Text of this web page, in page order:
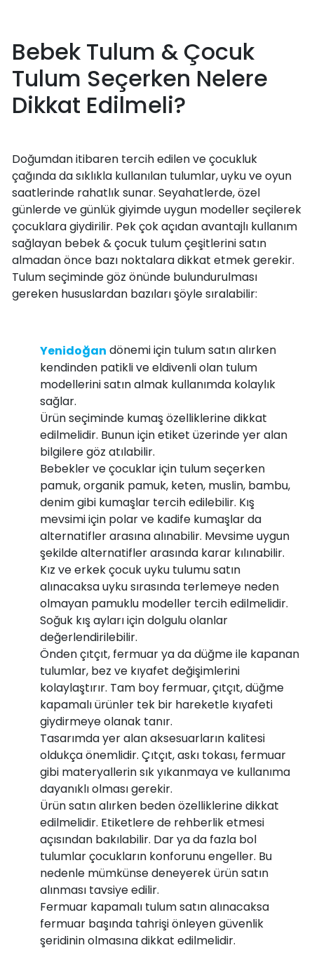
Bebek Tulum & Çocuk
Tulum Seçerken Nelere
Dikkat Edilmeli?
Doğumdan itibaren tercih edilen ve çocukluk
çağında da sıklıkla kullanılan tulumlar, uyku ve oyun
saatlerinde rahatlık sunar. Seyahatlerde, özel
günlerde ve günlük giyimde uygun modeller seçilerek
çocuklara giydirilir. Pek çok açıdan avantajlı kullanım
sağlayan bebek & çocuk tulum çeşitlerini satın
almadan önce bazı noktalara dikkat etmek gerekir.
Tulum seçiminde göz önünde bulundurulması
gereken hususlardan bazıları şöyle sıralabilir:
Yenidoğan dönemi için tulum satın alırken
kendinden patikli ve eldivenli olan tulum
modellerini satın almak kullanımda kolaylık
sağlar.
Ürün seçiminde kumaş özelliklerine dikkat
edilmelidir. Bunun için etiket üzerinde yer alan
bilgilere göz atılabilir.
Bebekler ve çocuklar için tulum seçerken
pamuk, organik pamuk, keten, muslin, bambu,
denim gibi kumaşlar tercih edilebilir. Kış
mevsimi için polar ve kadife kumaşlar da
alternatifler arasına alınabilir. Mevsime uygun
şekilde alternatifler arasında karar kılınabilir.
Kız ve erkek çocuk uyku tulumu satın
alınacaksa uyku sırasında terlemeye neden
olmayan pamuklu modeller tercih edilmelidir.
Soğuk kış ayları için dolgulu olanlar
değerlendirilebilir.
Önden çıtçıt, fermuar ya da düğme ile kapanan
tulumlar, bez ve kıyafet değişimlerini
kolaylaştırır. Tam boy fermuar, çıtçıt, düğme
kapamalı ürünler tek bir hareketle kıyafeti
giydirmeye olanak tanır.
Tasarımda yer alan aksesuarların kalitesi
oldukça önemlidir. Çıtçıt, askı tokası, fermuar
gibi materyallerin sık yıkanmaya ve kullanıma
dayanıklı olması gerekir.
Ürün satın alırken beden özelliklerine dikkat
edilmelidir. Etiketlere de rehberlik etmesi
açısından bakılabilir. Dar ya da fazla bol
tulumlar çocukların konforunu engeller. Bu
nedenle mümkünse deneyerek ürün satın
alınması tavsiye edilir.
Fermuar kapamalı tulum satın alınacaksa
fermuar başında tahrişi önleyen güvenlik
şeridinin olmasına dikkat edilmelidir.